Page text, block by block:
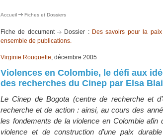
Accueil Fiches et Dossiers
Fiche de document Dossier : Des savoirs pour la
ensemble de publications.
Virginie Rouquette, décembre 2005
Violences en Colombie, le défi aux
des recherches du Cinep par Elsa
Le Cinep de Bogota (centre de recherche et
recherche et de action : ainsi, au cours des
les fondements de la violence en Colombie
violence et de construction d’une paix